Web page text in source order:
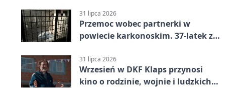
31 lipca 2026
Przemoc wobec partnerki w
powiecie karkonoskim. 37-latek z
31 lipca 2026
Wrzesień w DKF Klaps przynosi
kino o rodzinie, wojnie i ludzkich